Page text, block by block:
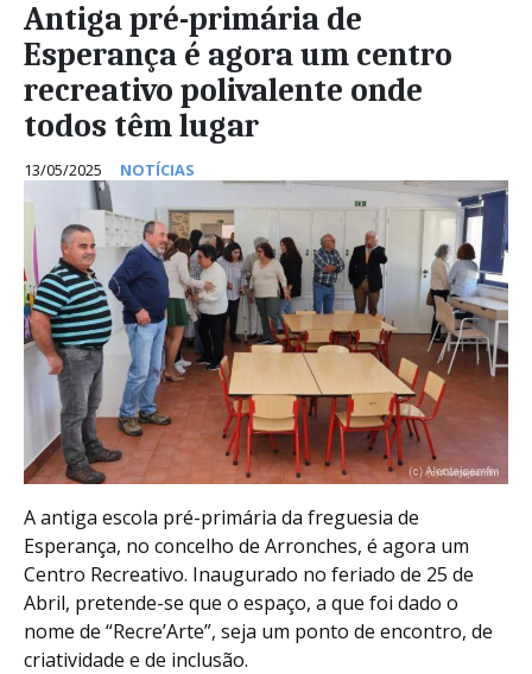
Antiga pré-primária de
Esperança é agora um centro
recreativo polivalente onde
todos têm lugar
13/05/2025 NOTÍCIAS
A antiga escola pré-primária da freguesia de
Esperança, no concelho de Arronches, é agora um
Centro Recreativo. Inaugurado no feriado de 25 de
Abril, pretende-se que o espaço, a que foi dado o
nome de “Recre’Arte”, seja um ponto de encontro, de
criatividade e de inclusão.